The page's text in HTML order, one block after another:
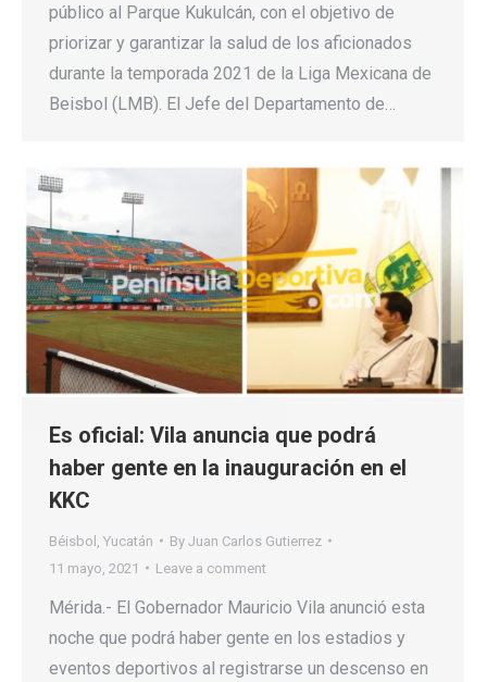
público al Parque Kukulcán, con el objetivo de
priorizar y garantizar la salud de los aficionados
durante la temporada 2021 de la Liga Mexicana de
Beisbol (LMB). El Jefe del Departamento de…
Es oficial: Vila anuncia que podrá
haber gente en la inauguración en el
KKC
Béisbol Yucatán By Juan Carlos Gutierrez
11 mayo, 2021
Leave a comment
Mérida.- El Gobernador Mauricio Vila anunció esta
noche que podrá haber gente en los estadios y
eventos deportivos al registrarse un descenso en